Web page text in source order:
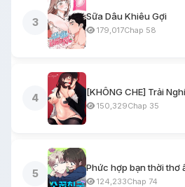
3
Sữa Dâu Khiêu Gợi
179,017Chap 58
4
150,329Chap 35
5
Phức hợp bạn thời thơ
124,233Chap 74